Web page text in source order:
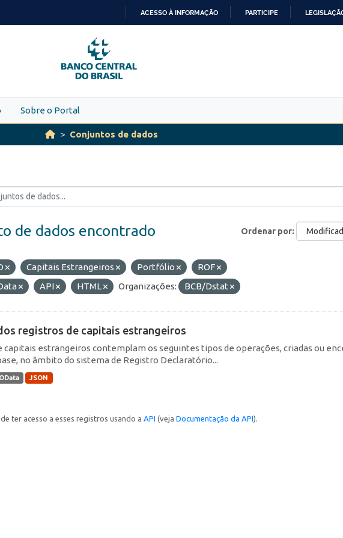
PARA
O
CONTEÚDO
ACESSO À INFORMAÇÃO PARTICIPE
Sobre o Portal
Conjuntos de dados
Ordenar por
de dados encontrado
Capitais Estrangeiros Portfólio
ROF
API HTML Organizações: BCB/Dstat
registros de capitais estrangeiros
capitais estrangeiros contemplam os seguintes tipos de operações, criadas ou
no âmbito do sistema de Registro Declaratório...
OData JSON
ter acesso a esses registros usando a API (veja Documentação da API).